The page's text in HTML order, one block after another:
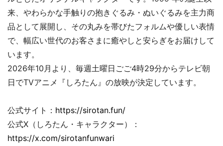
来、やわらかな手触りの抱きぐるみ・ぬいぐるみを主力商
品として展開し、その丸みを帯びたフォルムや優しい表情
で、幅広い世代のお客さまに癒やしと安らぎをお届けして
います。
2026年10月より、毎週土曜日ごご4時29分からテレビ朝
日でTVアニメ『しろたん』の放映が決定しています。
公式サイト： https://sirotan.fun/
公式X（しろたん・キャラクター）：
https://x.com/sirotanfunwari